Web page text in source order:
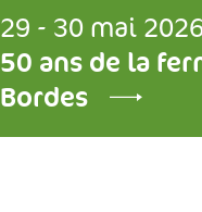
29 - 30 mai
50 ans de la
Bordes